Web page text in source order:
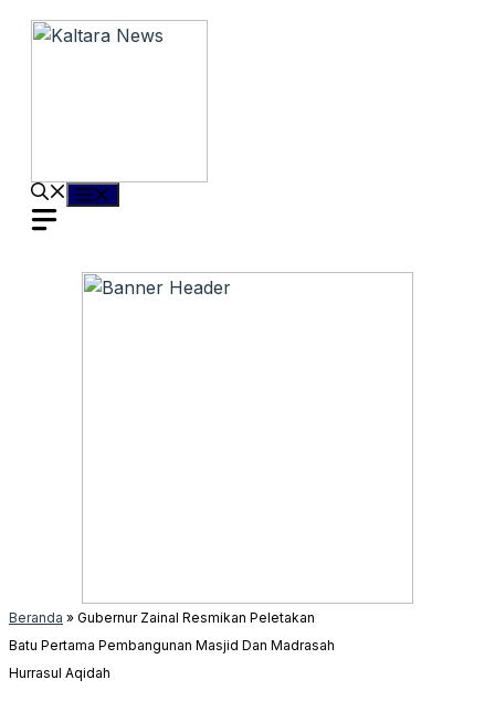
Langsung
Menu
Beranda » Gubernur Zainal Resmikan Peletakan
Batu Pertama Pembangunan Masjid Dan Madrasah
Hurrasul Aqidah